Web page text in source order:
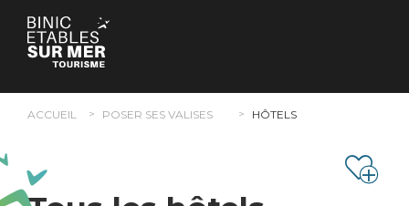
Panneau de gestion des cookies
ACCUEIL POSER SES VALISES HÔTELS